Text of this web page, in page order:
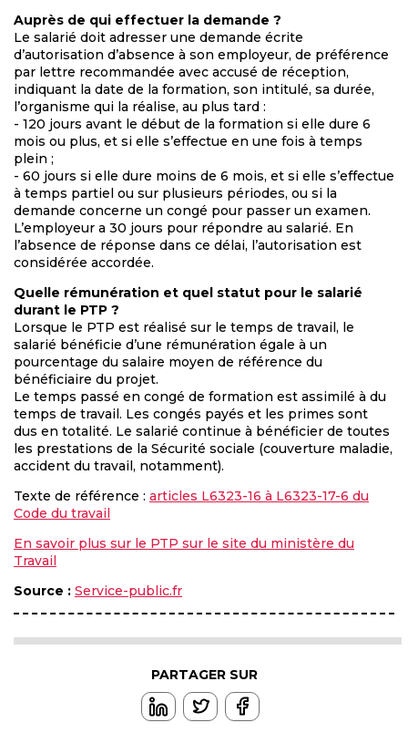
Auprès de qui effectuer la demande ?
Le salarié doit adresser une demande écrite
d’autorisation d’absence à son employeur, de préférence
par lettre recommandée avec accusé de réception,
indiquant la date de la formation, son intitulé, sa durée,
l’organisme qui la réalise, au plus tard :
- 120 jours avant le début de la formation si elle dure 6
mois ou plus, et si elle s’effectue en une fois à temps
plein ;
- 60 jours si elle dure moins de 6 mois, et si elle s’effectue
à temps partiel ou sur plusieurs périodes, ou si la
demande concerne un congé pour passer un examen.
L’employeur a 30 jours pour répondre au salarié. En
l’absence de réponse dans ce délai, l’autorisation est
considérée accordée.
Quelle rémunération et quel statut pour le salarié
durant le PTP ?
Lorsque le PTP est réalisé sur le temps de travail, le
salarié bénéficie d’une rémunération égale à un
pourcentage du salaire moyen de référence du
bénéficiaire du projet.
Le temps passé en congé de formation est assimilé à du
temps de travail. Les congés payés et les primes sont
dus en totalité. Le salarié continue à bénéficier de toutes
les prestations de la Sécurité sociale (couverture maladie,
accident du travail, notamment).
Texte de référence : articles L6323-16 à L6323-17-6 du
Code du travail
En savoir plus sur le PTP sur le site du ministère du
Travail
Source : Service-public.fr
PARTAGER SUR